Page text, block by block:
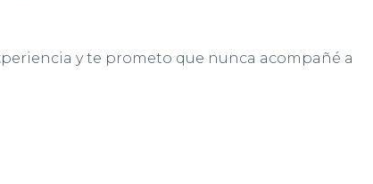
y te prometo que nunca acompañé a